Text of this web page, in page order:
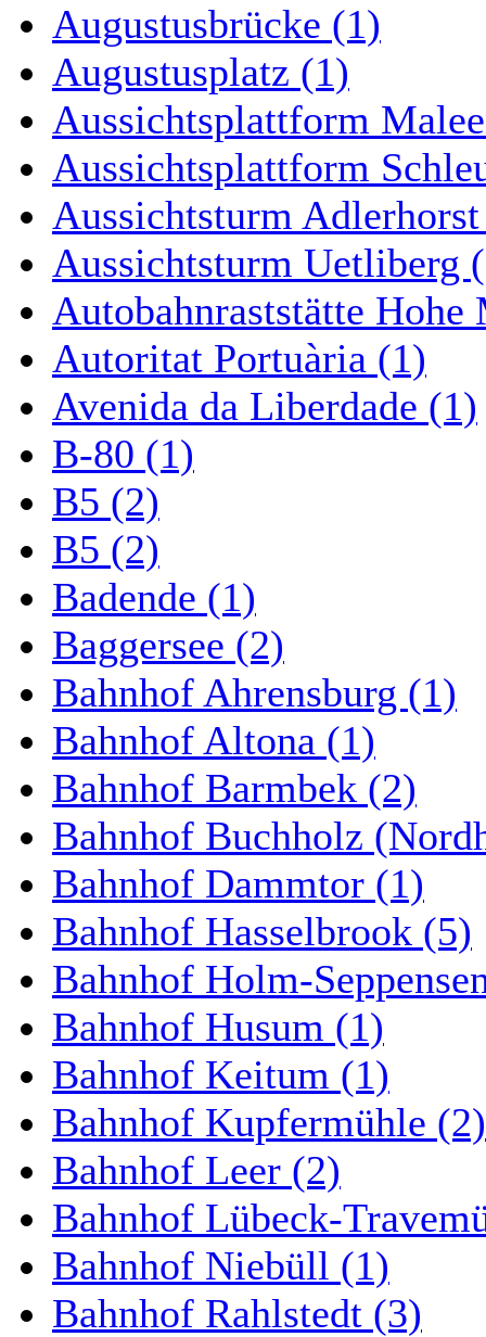
Augustusbrücke (1)
Augustusplatz (1)
Aussichtsplattform
Aussichtsplattform
Aussichtsturm
Aussichtsturm Uetliberg
Autobahnraststätte Hohe
Autoritat Portuària (1)
Avenida da Liberdade (1)
B-80 (1)
B5 (2)
B5 (2)
Badende (1)
Baggersee (2)
Bahnhof Ahrensburg (1)
Bahnhof Altona (1)
Bahnhof Barmbek (2)
Bahnhof Buchholz
Bahnhof Dammtor (1)
Bahnhof Hasselbrook (5)
Bahnhof Holm-
Bahnhof Husum (1)
Bahnhof Keitum (1)
Bahnhof Kupfermühle (2)
Bahnhof Leer (2)
Bahnhof Lübeck-
Bahnhof Niebüll (1)
Bahnhof Rahlstedt (3)